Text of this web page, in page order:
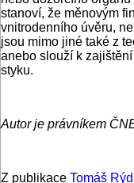
stanoví, že měnovým
vnitrodenního úvěru,
jsou mimo jiné také z
anebo slouží k
styku.
Autor je právníkem
Z publikace Tomáš Rýdl